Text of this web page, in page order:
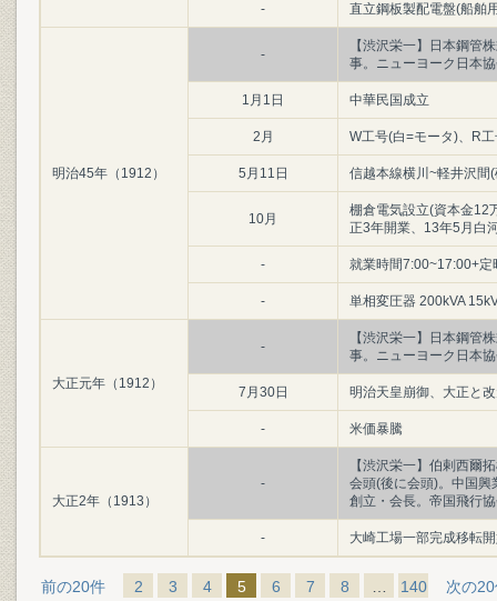
- 直立鋼板製配電盤(船舶
明治45年（1912）
-
【渋沢栄一】日本鋼管
事。ニューヨーク日本
1月1日 中華民国成立
2月 W工号(白=モータ)、R
5月11日 信越本線横川~軽井沢間
10月
棚倉電気設立(資本金12
正3年開業、13年5月白
- 就業時間7:00~17:00+
- 単相変圧器 200kVA
大正元年（1912）
-
【渋沢栄一】日本鋼管
事。ニューヨーク日本
7月30日 明治天皇崩御、大正と
- 米価暴騰
大正2年（1913）
-
【渋沢栄一】伯剌西爾
会頭(後に会頭)。中国興
創立・会長。帝国飛行
- 大崎工場一部完成移転
前の20件 2 3 4 5 6 7 8 140 次の